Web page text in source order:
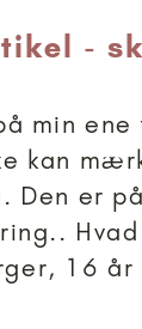
-
min
kan
Den er
16 år